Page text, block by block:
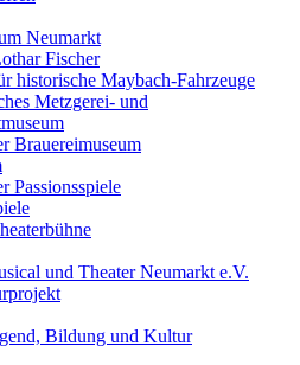
Neumarkt
Fischer
historische Maybach-Fahrzeuge
Metzgerei- und
Brauereimuseum
Passionsspiele
und Theater Neumarkt e.V.
Bildung und Kultur